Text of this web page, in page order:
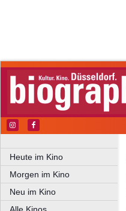
Heute im Kino
Morgen im Kino
Neu im Kino